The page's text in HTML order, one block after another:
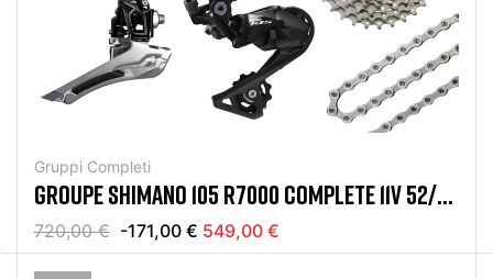
Gruppi Completi
GROUPE SHIMANO 105 R7000 COMPLETE 11V 52/36
11/32
720,00 € -171,00 € 549,00 €